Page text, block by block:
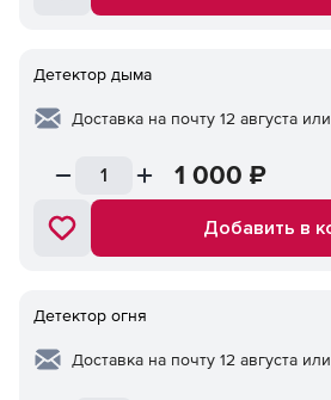
Детектор дыма
Доставка на почту 12 августа
1 000 ₽
Добавить в
Детектор огня
Доставка на почту 12 августа